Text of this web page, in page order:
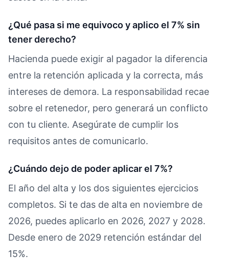
¿Qué pasa si me equivoco y aplico el 7% sin
tener derecho?
Hacienda puede exigir al pagador la diferencia
entre la retención aplicada y la correcta, más
intereses de demora. La responsabilidad recae
sobre el retenedor, pero generará un conflicto
con tu cliente. Asegúrate de cumplir los
requisitos antes de comunicarlo.
¿Cuándo dejo de poder aplicar el 7%?
El año del alta y los dos siguientes ejercicios
completos. Si te das de alta en noviembre de
2026, puedes aplicarlo en 2026, 2027 y 2028.
Desde enero de 2029 retención estándar del
15%.